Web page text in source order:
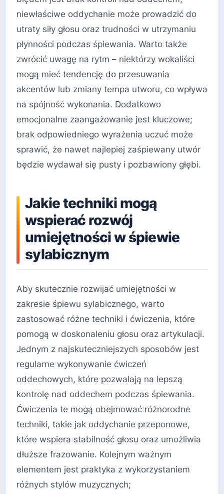
niewłaściwe oddychanie może prowadzić do
utraty siły głosu oraz trudności w utrzymaniu
płynności podczas śpiewania. Warto także
zwrócić uwagę na rytm – niektórzy wokaliści
mogą mieć tendencję do przesuwania
akcentów lub zmiany tempa utworu, co wpływa
na spójność wykonania. Dodatkowo
emocjonalne zaangażowanie jest kluczowe;
brak odpowiedniego wyrażenia uczuć może
sprawić, że nawet najlepiej zaśpiewany utwór
będzie wydawał się pusty i pozbawiony głębi.
Jakie techniki mogą
wspierać rozwój
umiejętności w śpiewie
sylabicznym
Aby skutecznie rozwijać umiejętności w
zakresie śpiewu sylabicznego, warto
zastosować różne techniki i ćwiczenia, które
pomogą w doskonaleniu głosu oraz artykulacji.
Jednym z najskuteczniejszych sposobów jest
regularne wykonywanie ćwiczeń
oddechowych, które pozwalają na lepszą
kontrolę nad oddechem podczas śpiewania.
Ćwiczenia te mogą obejmować różnorodne
techniki, takie jak oddychanie przeponowe,
które wspiera stabilność głosu oraz umożliwia
dłuższe frazowanie. Kolejnym ważnym
elementem jest praktyka z wykorzystaniem
różnych stylów muzycznych;